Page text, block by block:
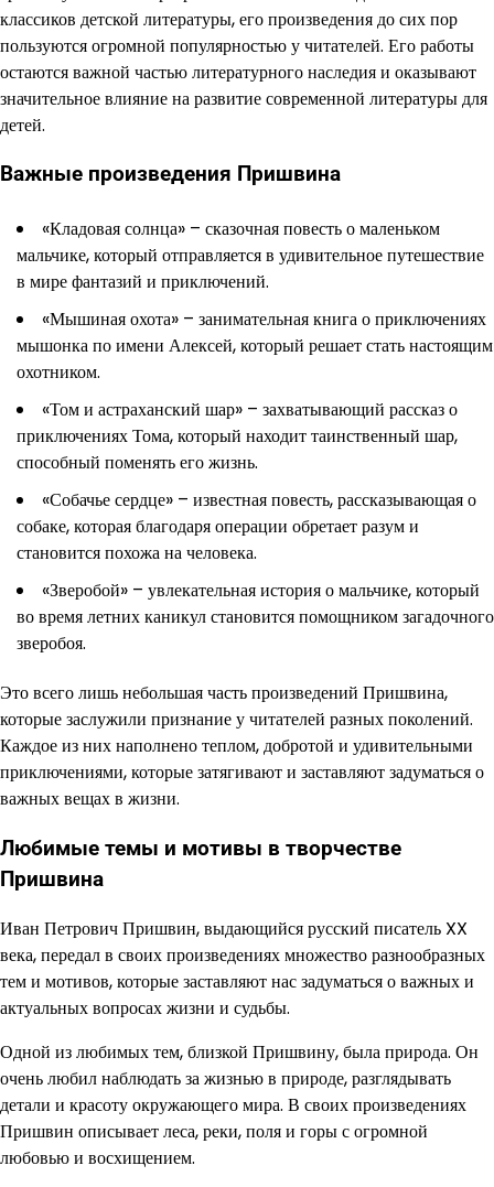
классиков детской литературы, его произведения до сих пор
пользуются огромной популярностью у читателей. Его работы
остаются важной частью литературного наследия и оказывают
значительное влияние на развитие современной литературы для
детей.
Важные произведения Пришвина
«Кладовая солнца» – сказочная повесть о маленьком
мальчике, который отправляется в удивительное путешествие
в мире фантазий и приключений.
«Мышиная охота» – занимательная книга о приключениях
мышонка по имени Алексей, который решает стать настоящим
охотником.
«Том и астраханский шар» – захватывающий рассказ о
приключениях Тома, который находит таинственный шар,
способный поменять его жизнь.
«Собачье сердце» – известная повесть, рассказывающая о
собаке, которая благодаря операции обретает разум и
становится похожа на человека.
«Зверобой» – увлекательная история о мальчике, который
во время летних каникул становится помощником загадочного
зверобоя.
Это всего лишь небольшая часть произведений Пришвина,
которые заслужили признание у читателей разных поколений.
Каждое из них наполнено теплом, добротой и удивительными
приключениями, которые затягивают и заставляют задуматься о
важных вещах в жизни.
Любимые темы и мотивы в творчестве
Пришвина
Иван Петрович Пришвин, выдающийся русский писатель XX
века, передал в своих произведениях множество разнообразных
тем и мотивов, которые заставляют нас задуматься о важных и
актуальных вопросах жизни и судьбы.
Одной из любимых тем, близкой Пришвину, была природа. Он
очень любил наблюдать за жизнью в природе, разглядывать
детали и красоту окружающего мира. В своих произведениях
Пришвин описывает леса, реки, поля и горы с огромной
любовью и восхищением.